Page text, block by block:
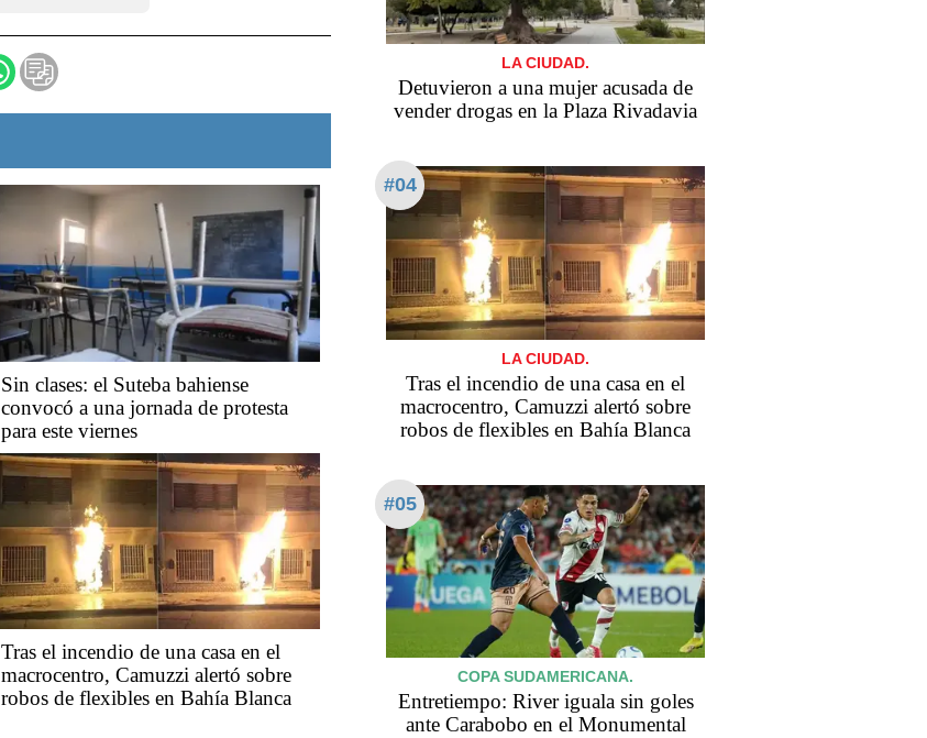
Sin clases: el Suteba bahiense
convocó a una jornada de protesta
para este viernes
Tras el incendio de una casa en el
macrocentro, Camuzzi alertó sobre
robos de flexibles en Bahía Blanca
LA CIUDAD.
Detuvieron a una mujer acusada de
vender drogas en la Plaza Rivadavia
#04
LA CIUDAD.
Tras el incendio de una casa en el
macrocentro, Camuzzi alertó sobre
robos de flexibles en Bahía Blanca
#05
COPA SUDAMERICANA.
Entretiempo: River iguala sin goles
ante Carabobo en el Monumental